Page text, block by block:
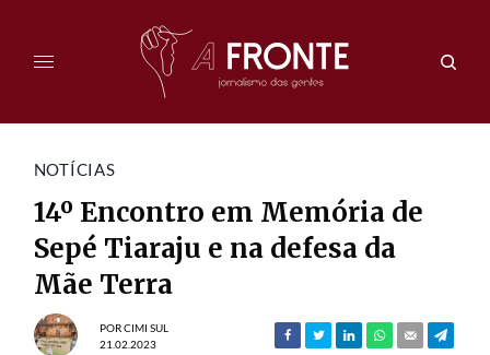
NOTÍCIAS
14º Encontro em Memória de
Sepé Tiaraju e na defesa da
Mãe Terra
PORCIMI SUL
21.02.2023